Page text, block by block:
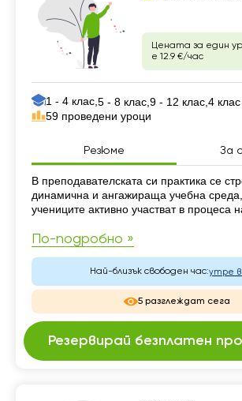
Цената за един
е 12.9 €/час
1 - 4 клас, 5 - 8 клас, 9 - 12 клас, 4
59 проведени уроци
Резюме За
Резюме
В преподавателската си практика се
динамична и ангажираща учебна
учениците активно участват в процеса
По-подробно »
Най-близък свободен час:утре в
5 разглеждат сега
Резервирай безплатен